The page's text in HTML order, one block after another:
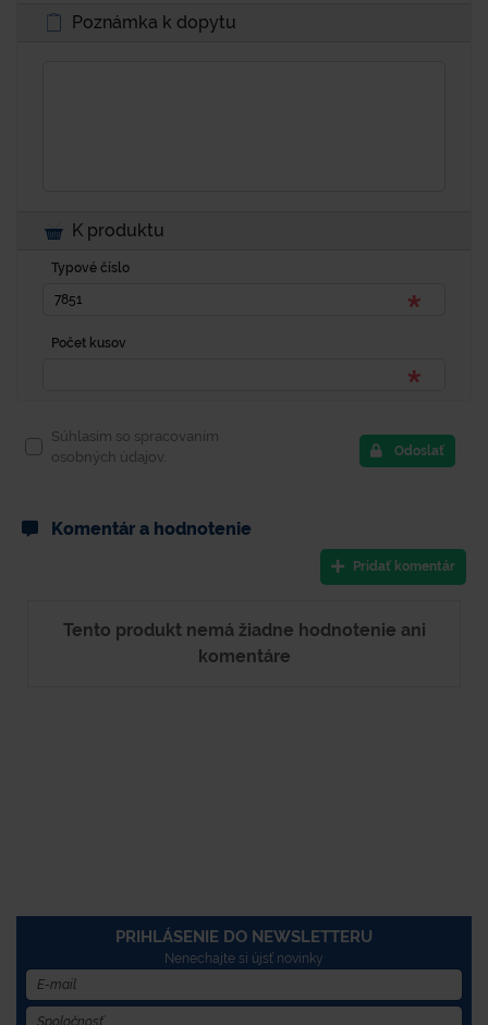
Poznámka k dopytu
K produktu
Typové číslo
Počet kusov
Súhlasím so spracovaním
osobných údajov.
Odoslať
Komentár a hodnotenie
Pridať komentár
Tento produkt nemá žiadne hodnotenie ani
komentáre
PRIHLÁSENIE DO NEWSLETTERU
Nenechajte si újsť novinky